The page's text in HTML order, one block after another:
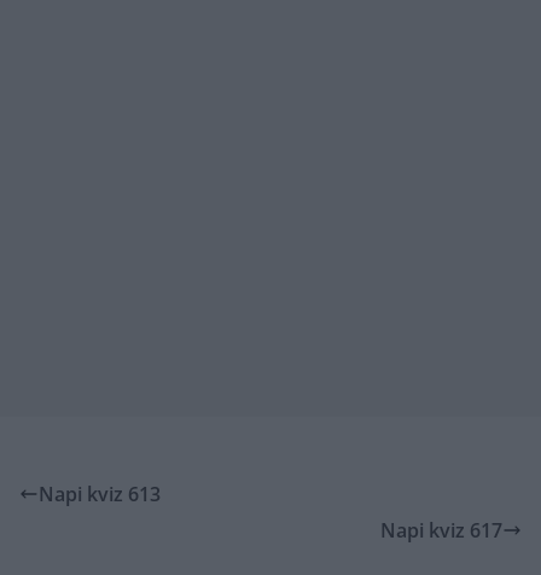
Napi kviz 613
Napi kviz 617